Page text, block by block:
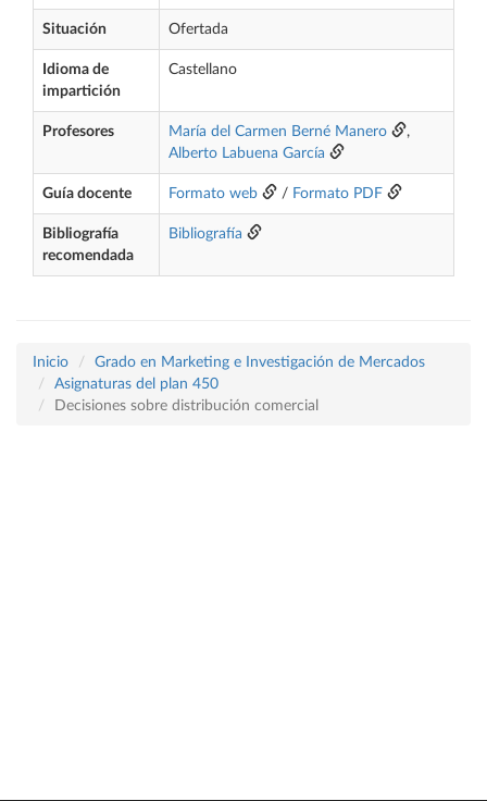
Situación Ofertada
Idioma de
impartición
Castellano
Profesores María del Carmen Berné Manero
,
Alberto Labuena García
Guía docente Formato web / Formato PDF
Bibliografía
recomendada
Bibliografía
Inicio
Grado en Marketing e Investigación de Mercados
Asignaturas del plan 450
Decisiones sobre distribución comercial